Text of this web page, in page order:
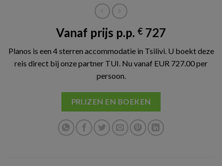
Vanaf prijs p.p. € 727
Planos is een 4 sterren accommodatie in Tsilivi. U boekt deze
reis direct bij onze partner TUI. Nu vanaf EUR 727.00 per
persoon.
PRIJZEN EN BOEKEN